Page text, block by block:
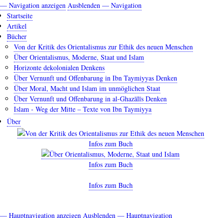
— Navigation anzeigen Ausblenden — Navigation
Startseite
Artikel
Bücher
Von der Kritik des Orientalismus zur Ethik des neuen Menschen
Über Orientalismus, Moderne, Staat und Islam
Horizonte dekolonialen Denkens
Über Vernunft und Offenbarung in Ibn Taymiyyas Denken
Über Moral, Macht und Islam im unmöglichen Staat
Über Vernunft und Offenbarung in al-Ghazālīs Denken
Islam - Weg der Mitte – Texte von Ibn Taymiyya
Über
Infos zum Buch
Infos zum Buch
Infos zum Buch
— Hauptnavigation anzeigen Ausblenden — Hauptnavigation